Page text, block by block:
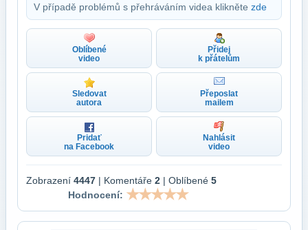
V případě problémů s přehráváním videa klikněte zde
Oblíbené
video
Přidej
k přátelům
Sledovat
autora
Přeposlat
mailem
Pridať
na Facebook
Nahlásit
video
Zobrazení 4447 | Komentáře 2 | Oblíbené 5
Hodnocení: